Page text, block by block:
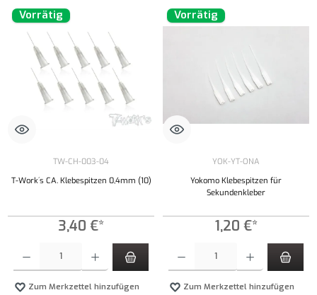
Vorrätig
TW-CH-003-04
T-Work´s CA. Klebespitzen 0,4mm (10)
3,40 €*
Zum Merkzettel hinzufügen
Vorrätig
YOK-YT-ONA
Yokomo Klebespitzen für
Sekundenkleber
1,20 €*
Zum Merkzettel hinzufügen